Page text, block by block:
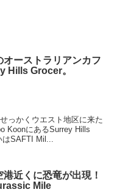
オーストラリアンカフ
Hills Grocer。
っかくウエスト地区に来た
KoonにあるSurrey Hills
SAFTI Mil...
近くに恐竜が出現！
Mile